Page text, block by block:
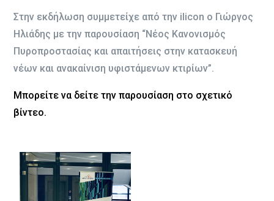
Στην εκδήλωση συμμετείχε από την ilicon ο Γιώργος
Ηλιάδης με την παρουσίαση “Νέος Κανονισμός
Πυροπροστασίας και απαιτήσεις στην κατασκευή
νέων και ανακαίνιση υφιστάμενων κτιρίων”.
Μπορείτε να δείτε την παρουσίαση στο σχετικό
βίντεο.